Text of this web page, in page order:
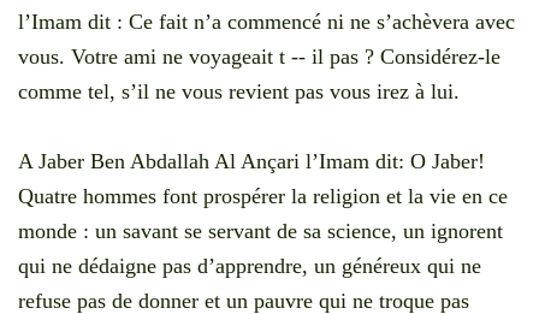
l’Imam dit : Ce fait n’a commencé ni ne s’achèvera avec
vous. Votre ami ne voyageait t -- il pas ? Considérez-le
comme tel, s’il ne vous revient pas vous irez à lui.
A Jaber Ben Abdallah Al Ançari l’Imam dit: O Jaber!
Quatre hommes font prospérer la religion et la vie en ce
monde : un savant se servant de sa science, un ignorent
qui ne dédaigne pas d’apprendre, un généreux qui ne
refuse pas de donner et un pauvre qui ne troque pas